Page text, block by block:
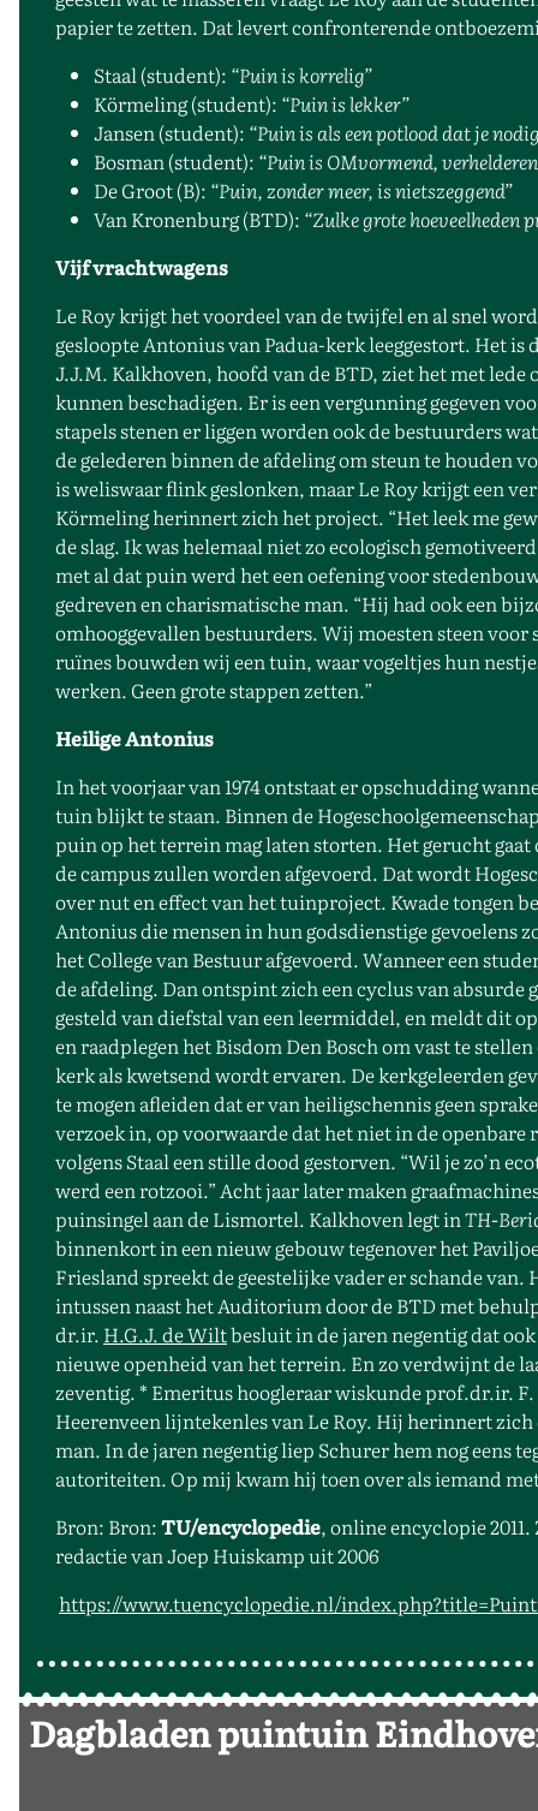
papier te zetten. Dat levert confronterende
Staal (student): “Puin is korrelig”
Körmeling (student): “Puin is lekker”
Jansen (student): “Puin is als een potlood dat je
Bosman (student): “Puin is OMvormend,
De Groot (B): “Puin, zonder meer, is nietszeggend”
Van Kronenburg (BTD): “Zulke grote hoeveelheden
Vijf vrachtwagens
Le Roy krijgt het voordeel van de twijfel en al snel
gesloopte Antonius van Padua-kerk leeggestort. Het
J.J.M. Kalkhoven, hoofd van de BTD, ziet het met
kunnen beschadigen. Er is een vergunning gegeven
stapels stenen er liggen worden ook de bestuurders
de gelederen binnen de afdeling om steun te houden
is weliswaar flink geslonken, maar Le Roy krijgt een
Körmeling herinnert zich het project. “Het leek me
de slag. Ik was helemaal niet zo ecologisch
met al dat puin werd het een oefening voor
gedreven en charismatische man. “Hij had ook een
omhooggevallen bestuurders. Wij moesten steen voor
ruïnes bouwden wij een tuin, waar vogeltjes hun
werken. Geen grote stappen zetten.”
Heilige Antonius
In het voorjaar van 1974 ontstaat er opschudding
tuin blijkt te staan. Binnen de
puin op het terrein mag laten storten. Het gerucht
de campus zullen worden afgevoerd. Dat wordt
over nut en effect van het tuinproject. Kwade tongen
Antonius die mensen in hun godsdienstige gevoelens
het College van Bestuur afgevoerd. Wanneer een
de afdeling. Dan ontspint zich een cyclus van
gesteld van diefstal van een leermiddel, en meldt dit
en raadplegen het Bisdom Den Bosch om vast te
kerk als kwetsend wordt ervaren. De kerkgeleerden
te mogen afleiden dat er van heiligschennis geen
verzoek in, op voorwaarde dat het niet in de
volgens Staal een stille dood gestorven. “Wil je zo’n
werd een rotzooi.” Acht jaar later maken
puinsingel aan de Lismortel. Kalkhoven legt inTH-
binnenkort in een nieuw gebouw tegenover het
Friesland spreekt de geestelijke vader er schande
intussen naast het Auditorium door de BTD met
dr.ir. H.G.J. de Wiltbesluit in de jaren negentig dat
nieuwe openheid van het terrein. En zo verdwijnt de
zeventig. * Emeritus hoogleraar wiskunde prof.dr.ir.
Heerenveen lijntekenles van Le Roy. Hij herinnert
man. In de jaren negentig liep Schurer hem nog eens
autoriteiten. Op mij kwam hij toen over als iemand
Bron: Bron:TU/encyclopedie, online encyclopie 2011.
redactie van Joep Huiskamp uit 2006
https://www.tuencyclopedie.nl/
Dagbladen puintuin